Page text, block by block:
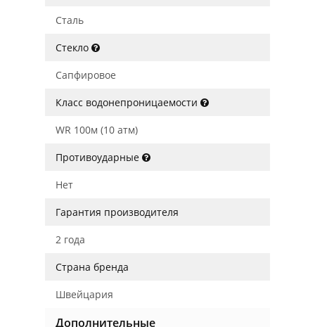
Сталь
Стекло
Сапфировое
Класс водонепроницаемости
WR 100м (10 атм)
Противоударные
Нет
Гарантия производителя
2 года
Страна бренда
Швейцария
Дополнительные